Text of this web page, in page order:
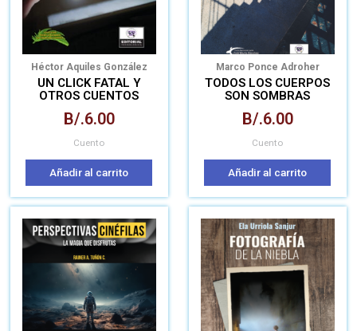
Héctor Aquiles González
UN CLICK FATAL Y
OTROS CUENTOS
B/.6.00
Cuento
Añadir al carrito
Marco Ponce Adroher
TODOS LOS CUERPOS
SON SOMBRAS
B/.6.00
Cuento
Añadir al carrito